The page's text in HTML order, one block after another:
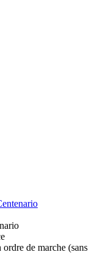
ordre de marche (sans